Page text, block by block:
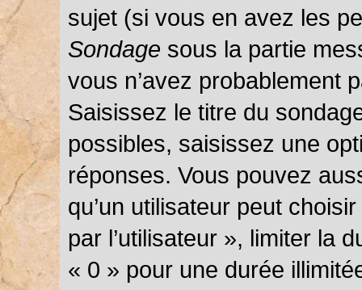
sujet (si vous en avez les
Sondage sous la partie
vous n’avez probablement
Saisissez le titre du
possibles, saisissez une
réponses. Vous pouvez
qu’un utilisateur peut
par l’utilisateur », limiter la
« 0 » pour une durée